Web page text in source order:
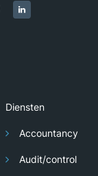
Diensten
Accountancy
Audit/control